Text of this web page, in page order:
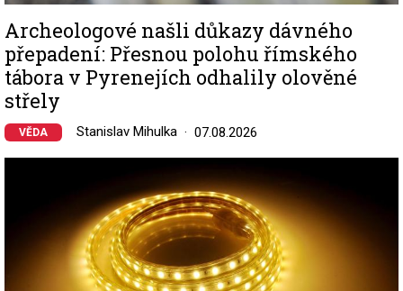
Archeologové našli důkazy dávného
přepadení: Přesnou polohu římského
tábora v Pyrenejích odhalily olověné
střely
VĚDA Stanislav Mihulka 07.08.2026